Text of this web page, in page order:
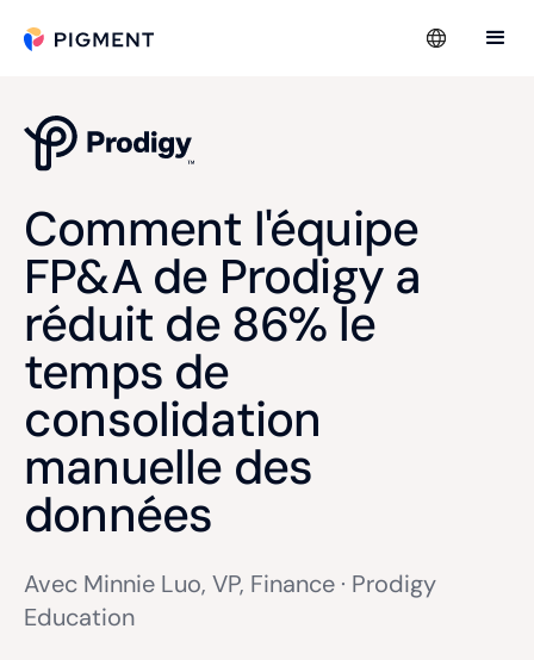
Comment l'équipe
FP&A de Prodigy a
réduit de 86% le
temps de
consolidation
manuelle des
données
Avec Minnie Luo, VP, Finance · Prodigy
Education